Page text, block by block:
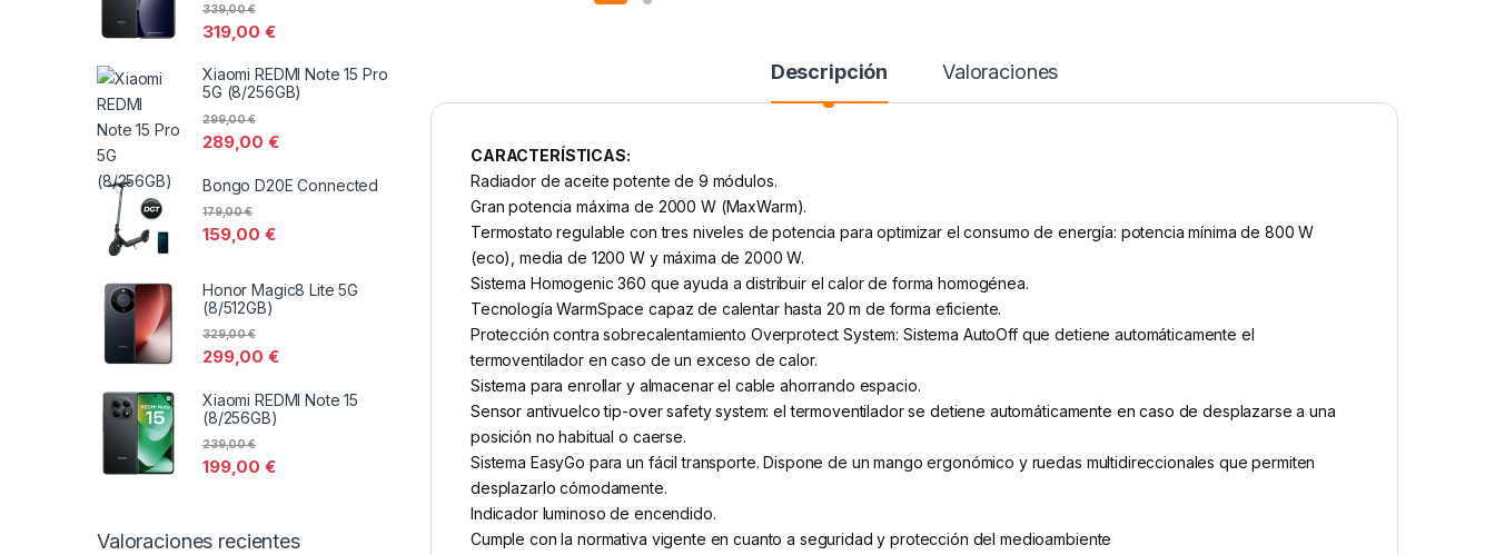
Descripción Valoraciones
CARACTERÍSTICAS:
Radiador de aceite potente de 9 módulos.
Gran potencia máxima de 2000 W (MaxWarm).
Termostato regulable con tres niveles de potencia para optimizar el consumo de energía: potencia mínima de 800 W
(eco), media de 1200 W y máxima de 2000 W.
Sistema Homogenic 360 que ayuda a distribuir el calor de forma homogénea.
Tecnología WarmSpace capaz de calentar hasta 20 m de forma eficiente.
Protección contra sobrecalentamiento Overprotect System: Sistema AutoOff que detiene automáticamente el
termoventilador en caso de un exceso de calor.
Sistema para enrollar y almacenar el cable ahorrando espacio.
Sensor antivuelco tip-over safety system: el termoventilador se detiene automáticamente en caso de desplazarse a una
posición no habitual o caerse.
Sistema EasyGo para un fácil transporte. Dispone de un mango ergonómico y ruedas multidireccionales que permiten
desplazarlo cómodamente.
Indicador luminoso de encendido.
Cumple con la normativa vigente en cuanto a seguridad y protección del medioambiente
319,00€
339,00€
Xiaomi REDMI Note 15 Pro
5G (8/256GB)
289,00€
299,00€
Bongo D20E Connected
159,00€
179,00€
Honor Magic8 Lite 5G
(8/512GB)
299,00€
329,00€
Xiaomi REDMI Note 15
(8/256GB)
199,00€
239,00€
Valoraciones recientes